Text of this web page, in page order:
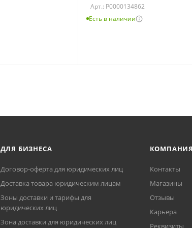
Арт.: Р0000134862
Есть в наличии
ДЛЯ БИЗНЕСА
Договор-оферта для юридических лиц
Доставка товара юридическим лицам
Зоны доставки и тарифы для
юридических лиц
Зона доставки для юридических лиц
КОМПАНИЯ
Контакты
Магазины
Отзывы
Карьера
Реквизиты